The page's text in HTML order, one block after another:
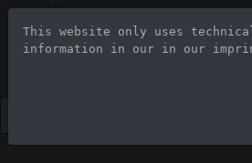
This website only uses
information in our in our